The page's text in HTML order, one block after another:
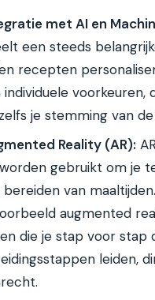
met AI en
een steeds
recepten
individuele voorkeuren,
je stemming van de
Reality (AR):
gebruikt om je
van
augmented
die je stap voor stap
leiden,